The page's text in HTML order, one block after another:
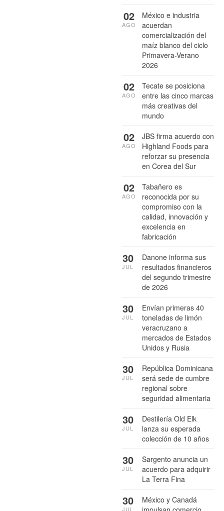
México e industria
acuerdan
comercialización del
maíz blanco del ciclo
Primavera-Verano
2026
02
AGO
Tecate se posiciona
entre las cinco marcas
más creativas del
mundo
02
AGO
JBS firma acuerdo con
Highland Foods para
reforzar su presencia
en Corea del Sur
02
AGO
Tabañero es
reconocida por su
compromiso con la
calidad, innovación y
excelencia en
fabricación
02
AGO
Danone informa sus
resultados financieros
del segundo trimestre
de 2026
30
JUL
Envían primeras 40
toneladas de limón
veracruzano a
mercados de Estados
Unidos y Rusia
30
JUL
República Dominicana
será sede de cumbre
regional sobre
seguridad alimentaria
30
JUL
Destilería Old Elk
lanza su esperada
colección de 10 años
30
JUL
Sargento anuncia un
acuerdo para adquirir
La Terra Fina
30
JUL
México y Canadá
30
JUL